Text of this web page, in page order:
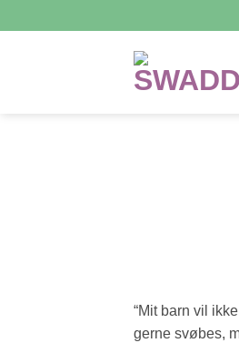
til
“Mit barn vil
gerne svøbes,